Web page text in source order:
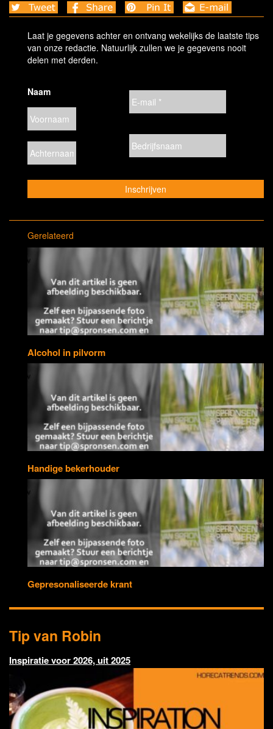
Laat je gegevens achter en ontvang wekelijks de laatste tips
van onze redactie. Natuurlijk zullen we je gegevens nooit
delen met derden.
Naam
Gerelateerd
Alcohol in pilvorm
Handige bekerhouder
Gepresonaliseerde krant
Tip van Robin
Inspiratie voor 2026, uit 2025